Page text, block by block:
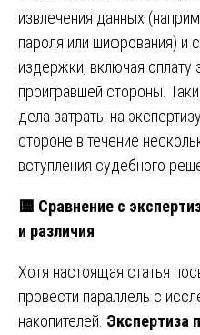
извлечения данных
пароля или шифрования) и
издержки, включая оплату
проигравшей стороны.
дела затраты на
стороне в течение
вступления судебного
🟨 Сравнение с
и различия
Хотя настоящая статья
провести параллель с
накопителей. Экспертиза